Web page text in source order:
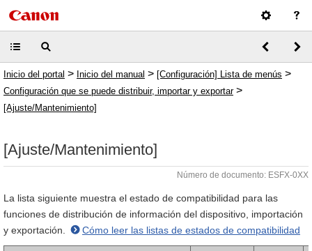
Inicio del portal > Inicio del manual > [Configuración] Lista de menús >
Configuración que se puede distribuir, importar y exportar>
[Ajuste/Mantenimiento]
[Ajuste/Mantenimiento]
Número de documento: ESFX-0XX
La lista siguiente muestra el estado de compatibilidad para las
funciones de distribución de información del dispositivo, importación
y exportación.
Cómo leer las listas de estados de compatibilidad